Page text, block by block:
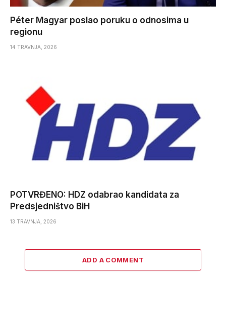
Péter Magyar poslao poruku o odnosima u
regionu
14 TRAVNJA, 2026
POTVRĐENO: HDZ odabrao kandidata za
Predsjedništvo BiH
13 TRAVNJA, 2026
ADD A COMMENT